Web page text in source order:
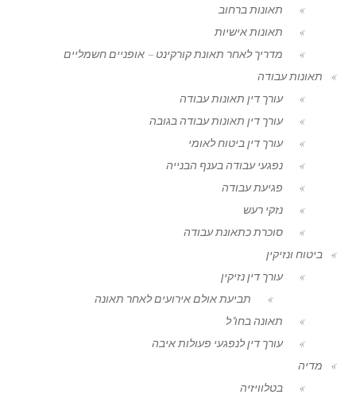
תאונות ברחוב
תאונות אישיות
מדריך לאחר תאונת קורקינט – אופניים חשמליים
תאונות עבודה
עורך דין תאונות עבודה
עורך דין תאונות עבודה בגובה
עורך דין ביטוח לאומי
נפגעי עבודה בענף הבנייה
פגיעת עבודה
נזקי רעש
סוכרת כתאונת עבודה
ביטוח ונזיקין
עורך דין נזיקין
תביעת אולם אירועים לאחר תאונה
תאונה בחו"ל
עורך דין לנפגעי פעולות איבה
מדיה
בטלוויזיה